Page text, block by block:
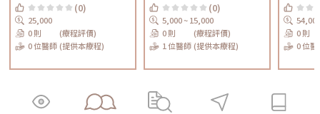
(0)
25,000
0 則
(療程評價)
0 位醫師 (提供本療程)
(0)
5,000 ~ 15,000
0 則
(療程評價)
1 位醫師(提供本療程)
54,000
0 則
0 位醫